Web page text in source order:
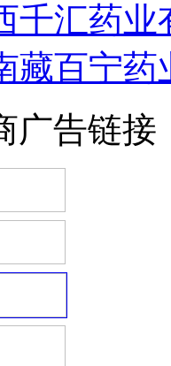
千汇药业
藏百宁药
广告链接